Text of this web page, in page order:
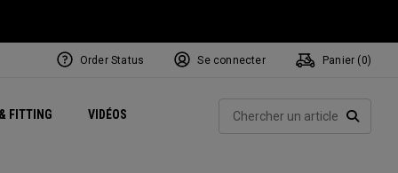
FITTING VIDÉOSExclusive Mavrik Complete Sets
Exclusivités - Balles de Golf
Juillet NEW Headwear
Women's Golf Balls
Exclusivités - Accessoires
Régionaux
Order Status Se connecter Panier ( 0)